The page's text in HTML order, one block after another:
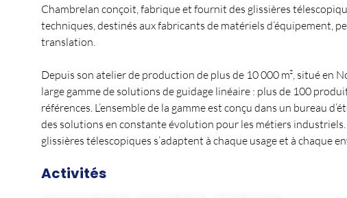
Chambrelan conçoit, fabrique et fournit des glissières
techniques, destinés aux fabricants de matériels d’équipement,
translation.
Depuis son atelier de production de plus de 10 000 m², situé en
large gamme de solutions de guidage linéaire : plus de 100
références. L’ensemble de la gamme est conçu dans un bureau
des solutions en constante évolution pour les métiers
glissières télescopiques s’adaptent à chaque usage et à chaque
Activités